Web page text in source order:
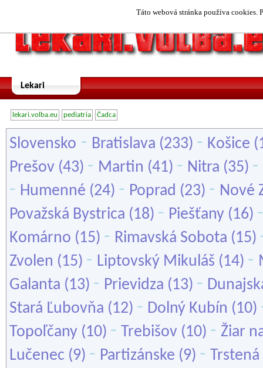
Táto webová stránka používa cookies.
Lekari
lekari.volba.eu pediatria Čadca
Slovensko - Bratislava (233) - Košice
Prešov (43) - Martin (41) - Nitra (35) -
- Humenné (24) - Poprad (23) - Nové
Považská Bystrica (18) - Piešťany (16)
Komárno (15) - Rimavská Sobota (15)
Zvolen (15) - Liptovský Mikuláš (14) -
Galanta (13) - Prievidza (13) -
Stará Ľubovňa (12) - Dolný Kubín (10)
Topoľčany (10) - Trebišov (10) - Žiar
Lučenec (9) - Partizánske (9) - Trstená